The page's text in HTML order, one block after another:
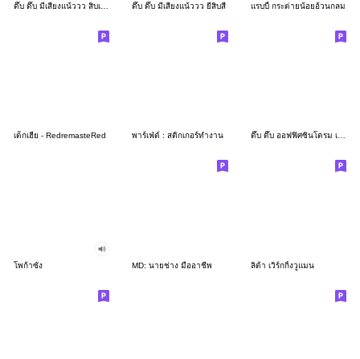
ดึ๊บ ดึ๊บ มีเสียงแน้ววว ยี่สิบสี่ แรบบี้ กระต่ายน้อยอ้วนกลม
เด็กเฮีย - RedremasteRed พาร์เฟ่ต์ : สติกเกอร์ทำงาน ดึ๊บ ดึ๊บ ออฟฟิศซินโดรม เจ็ด
โพก้าซัง MD: นายช่าง มืออาชีพ ลิต้า เวิร์กกิ้งวูแมน